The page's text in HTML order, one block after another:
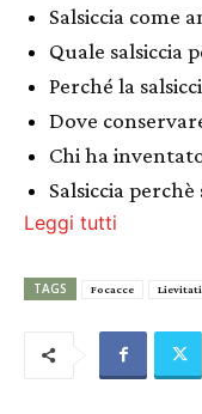
Salsiccia come
Quale salsiccia
Perché la
Dove
Chi ha
Salsiccia perchè
Leggi tutti
TAGS Focacce Lievitati